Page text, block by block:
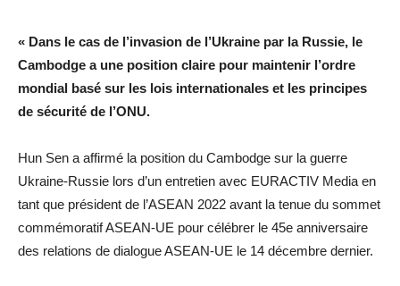
« Dans le cas de l’invasion de l’Ukraine par la Russie, le
Cambodge a une position claire pour maintenir l’ordre
mondial basé sur les lois internationales et les principes
de sécurité de l’ONU.
Hun Sen a affirmé la position du Cambodge sur la guerre
Ukraine-Russie lors d’un entretien avec EURACTIV Media en
tant que président de l’ASEAN 2022 avant la tenue du sommet
commémoratif ASEAN-UE pour célébrer le 45e anniversaire
des relations de dialogue ASEAN-UE le 14 décembre dernier.